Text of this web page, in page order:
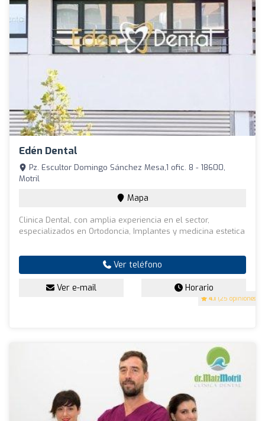
Edén Dental
4.1 (25 opiniones)
Pz. Escultor Domingo Sánchez Mesa,1 ofic. 8 - 18600,
Motril
Mapa
Clinica Dental, con amplia experiencia en el sector,
especializados en Ortodoncia, Implantes y medicina estetica
Ver teléfono
Ver e-mail Horario